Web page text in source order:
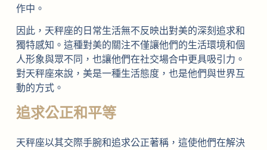
作中。
因此，天秤座的日常生活無不反映出對美的深刻追求和
獨特感知。這種對美的關注不僅讓他們的生活環境和個
人形象與眾不同，也讓他們在社交場合中更具吸引力。
對天秤座來說，美是一種生活態度，也是他們與世界互
動的方式。
追求公正和平等
天秤座以其交際手腕和追求公正著稱，這使他們在解決